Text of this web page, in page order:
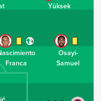
Osayi-
Samuel
Franca
Yüksek